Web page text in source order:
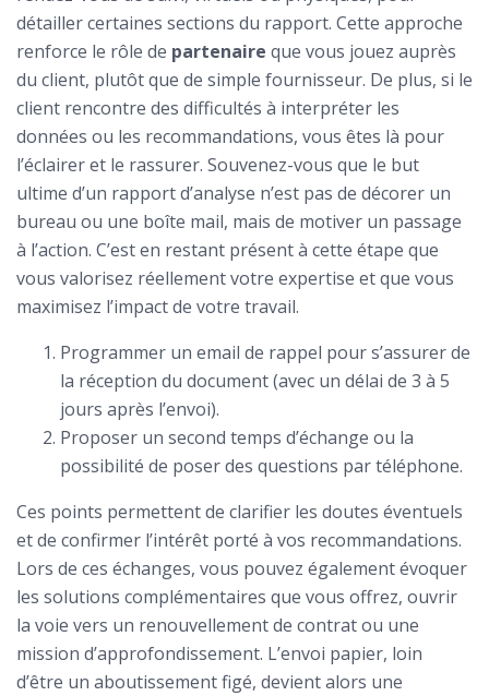
détailler certaines sections du rapport. Cette approche
renforce le rôle de partenaire que vous jouez auprès
du client, plutôt que de simple fournisseur. De plus, si le
client rencontre des difficultés à interpréter les
données ou les recommandations, vous êtes là pour
l’éclairer et le rassurer. Souvenez-vous que le but
ultime d’un rapport d’analyse n’est pas de décorer un
bureau ou une boîte mail, mais de motiver un passage
à l’action. C’est en restant présent à cette étape que
vous valorisez réellement votre expertise et que vous
maximisez l’impact de votre travail.
Programmer un email de rappel pour s’assurer de
la réception du document (avec un délai de 3 à 5
jours après l’envoi).
Proposer un second temps d’échange ou la
possibilité de poser des questions par téléphone.
Ces points permettent de clarifier les doutes éventuels
et de confirmer l’intérêt porté à vos recommandations.
Lors de ces échanges, vous pouvez également évoquer
les solutions complémentaires que vous offrez, ouvrir
la voie vers un renouvellement de contrat ou une
mission d’approfondissement. L’envoi papier, loin
d’être un aboutissement figé, devient alors une